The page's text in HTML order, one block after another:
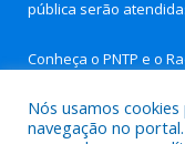
pública serão
Conheça o PNTP e o
Nós usamos
navegação no